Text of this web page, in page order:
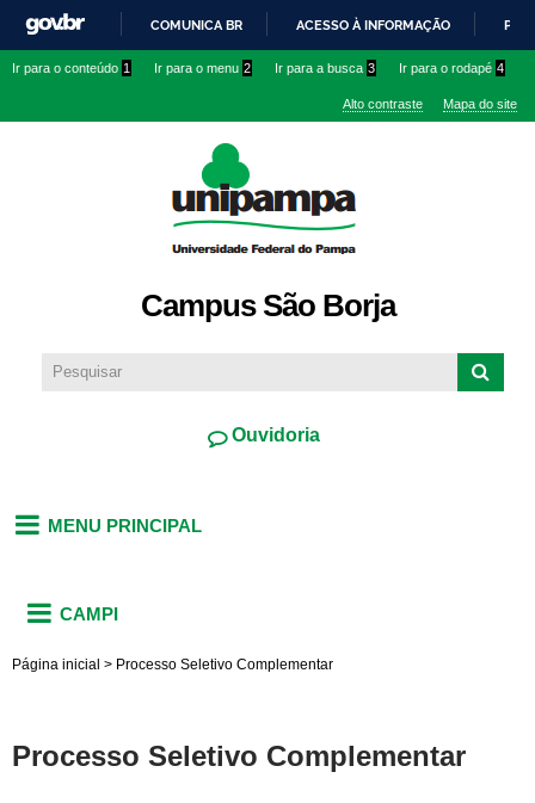
conteúdo
IR
O
COMUNICA BR ACESSO À INFORMAÇÃO
Ir para o conteúdo 1 Ir para o menu 2 Ir para a busca 3 Ir para o rodapé 4
Alto contraste Mapa do site
Campus São Borja
Ouvidoria
MENU PRINCIPAL
CAMPI
Página inicial > Processo Seletivo Complementar
Processo Seletivo Complementar